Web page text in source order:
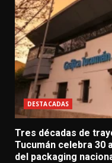
DESTACADAS
Tres décadas de
Tucumán celebra 30
del packaging